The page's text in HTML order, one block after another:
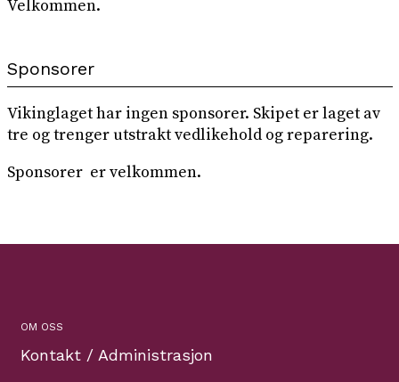
Velkommen.
Sponsorer
Vikinglaget har ingen sponsorer. Skipet er laget av
tre og trenger utstrakt vedlikehold og reparering.
Sponsorer er velkommen.
OM OSS
Kontakt / Administrasjon